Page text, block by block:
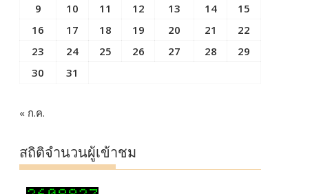
9
10 11 12 13 14
15
16
17 18 19 20 21
22
23
24 25 26 27 28
29
30
31
« ก.ค.
สถิติจำนวนผู้เข้าชม